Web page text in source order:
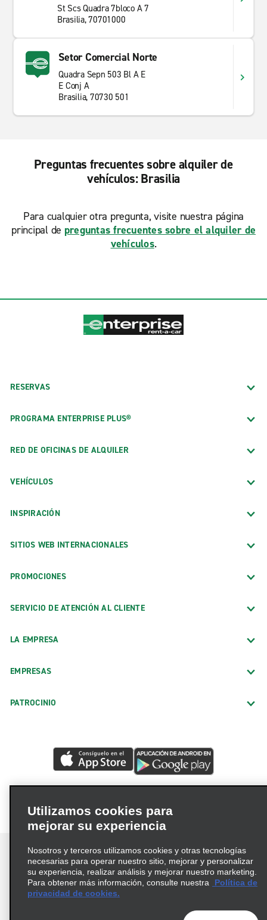
St Scs Quadra 7bloco A 7
Brasilia, 70701000
Setor Comercial Norte
Quadra Sepn 503 Bl A E
E Conj A
Brasilia, 70730 501
Preguntas frecuentes sobre alquiler de
vehículos: Brasilia
Para cualquier otra pregunta, visite nuestra página
principal de preguntas frecuentes sobre el alquiler de
vehículos.
RESERVAS
PROGRAMA ENTERPRISE PLUS®
RED DE OFICINAS DE ALQUILER
VEHÍCULOS
INSPIRACIÓN
SITIOS WEB INTERNACIONALES
PROMOCIONES
SERVICIO DE ATENCIÓN AL CLIENTE
LA EMPRESA
EMPRESAS
PATROCINIO
Términos de uso
Política de privacidad
Utilizamos cookies para
mejorar su experiencia
Nosotros y terceros utilizamos cookies y otras tecnologías
necesarias para operar nuestro sitio, mejorar y personalizar
su experiencia, realizar análisis y mejorar nuestro marketing.
Para obtener más información, consulte nuestra
Política de
privacidad de cookies.